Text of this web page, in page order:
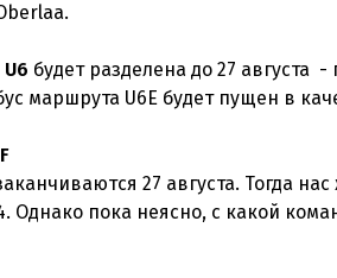
U6 будет разделена до 27 августа
маршрута U6E будет пущен в
27 августа. Тогда